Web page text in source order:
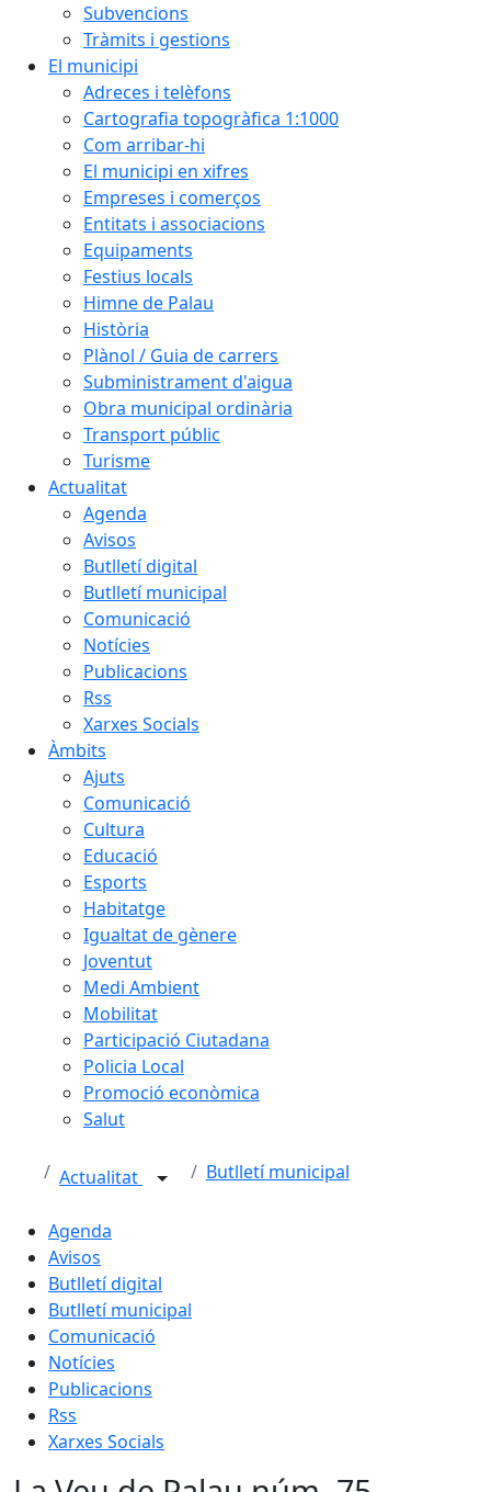
Subvencions
Tràmits i gestions
El municipi
Adreces i telèfons
Cartografia topogràfica 1:1000
Com arribar-hi
El municipi en xifres
Empreses i comerços
Entitats i associacions
Equipaments
Festius locals
Himne de Palau
Història
Plànol / Guia de carrers
Subministrament d'aigua
Obra municipal ordinària
Transport públic
Turisme
Actualitat
Agenda
Avisos
Butlletí digital
Butlletí municipal
Comunicació
Notícies
Publicacions
Rss
Xarxes Socials
Àmbits
Ajuts
Comunicació
Cultura
Educació
Esports
Habitatge
Igualtat de gènere
Joventut
Medi Ambient
Mobilitat
Participació Ciutadana
Policia Local
Promoció econòmica
Salut
Actualitat Butlletí municipal
Agenda
Avisos
Butlletí digital
Butlletí municipal
Comunicació
Notícies
Publicacions
Rss
Xarxes Socials